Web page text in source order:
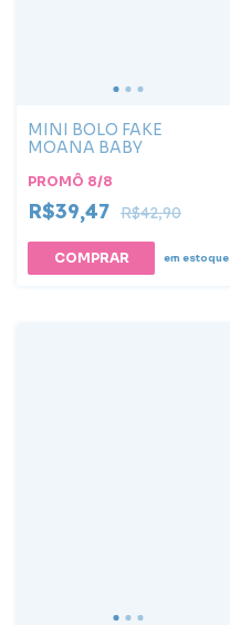
MINI BOLO FAKE
MOANA BABY
PROMÔ 8/8
R$39,47 R$42,90
em estoque